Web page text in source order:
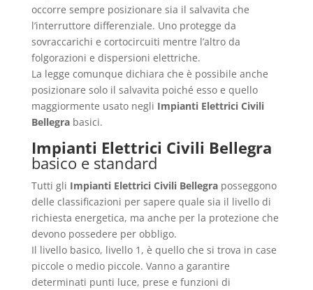
occorre sempre posizionare sia il salvavita che
l’interruttore differenziale. Uno protegge da
sovraccarichi e cortocircuiti mentre l’altro da
folgorazioni e dispersioni elettriche.
La legge comunque dichiara che è possibile anche
posizionare solo il salvavita poiché esso e quello
maggiormente usato negli Impianti Elettrici Civili
Bellegrabasici.
Impianti Elettrici Civili Bellegra
basico e standard
Tutti gli Impianti Elettrici Civili Bellegraposseggono
delle classificazioni per sapere quale sia il livello di
richiesta energetica, ma anche per la protezione che
devono possedere per obbligo.
Il livello basico, livello 1, è quello che si trova in case
piccole o medio piccole. Vanno a garantire
determinati punti luce, prese e funzioni di